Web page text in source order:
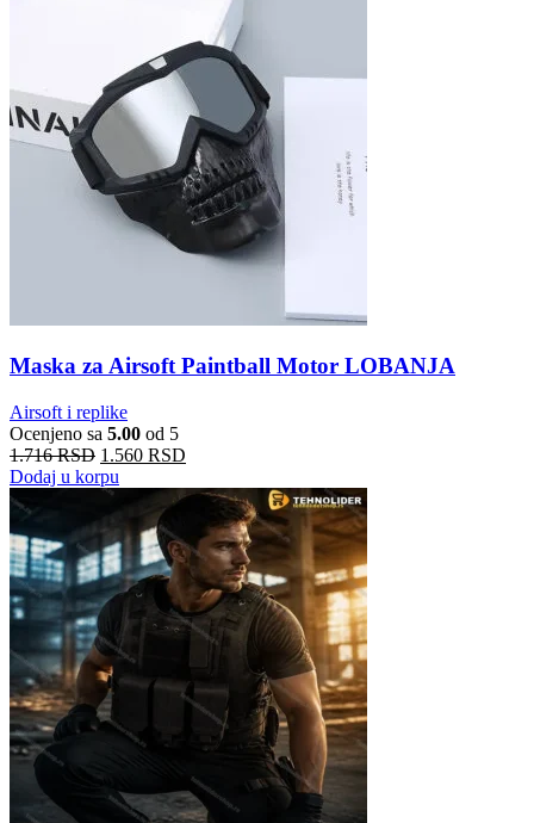
Maska za Airsoft Paintball Motor LOBANJA
Airsoft i replike
Ocenjeno sa 5.00 od 5
1.716RSD 1.560 RSD
Dodaj u korpu